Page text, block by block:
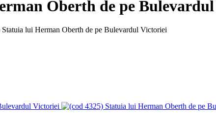
Oberth de pe
lui Herman Oberth de pe Bulevardul Victoriei
Victoriei